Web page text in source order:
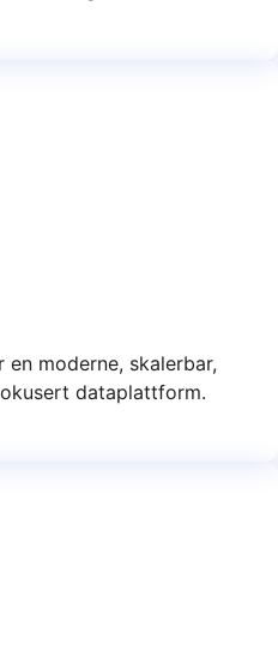
moderne, skalerbar,
dataplattform.